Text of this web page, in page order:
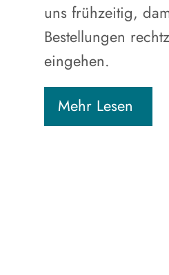
uns frühzeitig,
Bestellungen
eingehen.
Mehr Lesen